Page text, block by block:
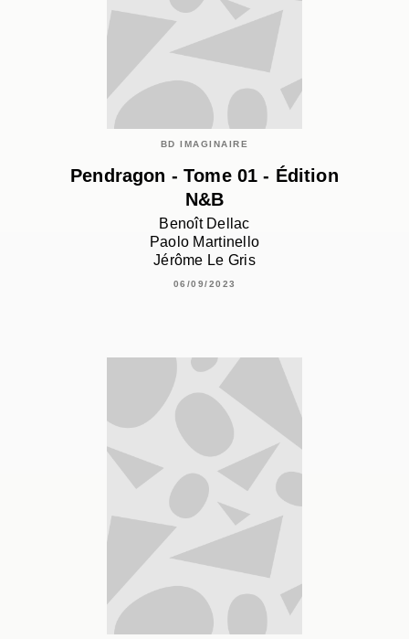
BD IMAGINAIRE
Pendragon - Tome 01 - Édition
N&B
Benoît Dellac
Paolo Martinello
Jérôme Le Gris
06/09/2023